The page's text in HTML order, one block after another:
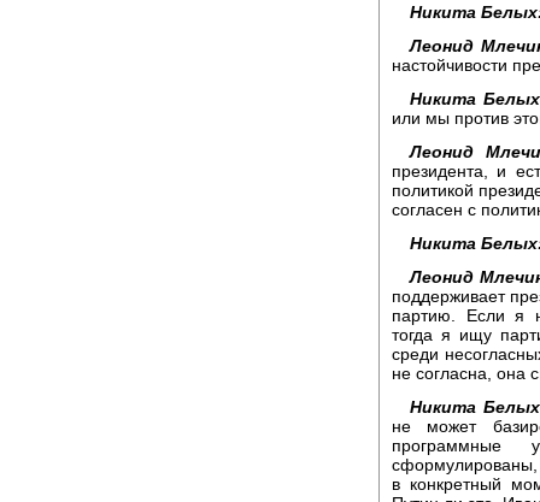
Никита
Леонид
настойчивости
Никита
или мы против
Леонид
президента, и
политикой
согласен с
Никита
Леонид
поддерживает
партию. Если я
тогда я ищу
среди
не согласна, она
Никита
не может
программные
сформулированы,
в конкретный